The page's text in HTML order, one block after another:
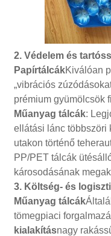
2. Védelem és
PapírtálcákKiválóan
„vibrációs
prémium gyümölcsök
Műanyag tálcák:
ellátási lánc többszöri
utakon történő
PP/PET tálcák
károsodásának
3. Költség- és
Műanyag tálcák
tömegpiaci
kialakításnagy